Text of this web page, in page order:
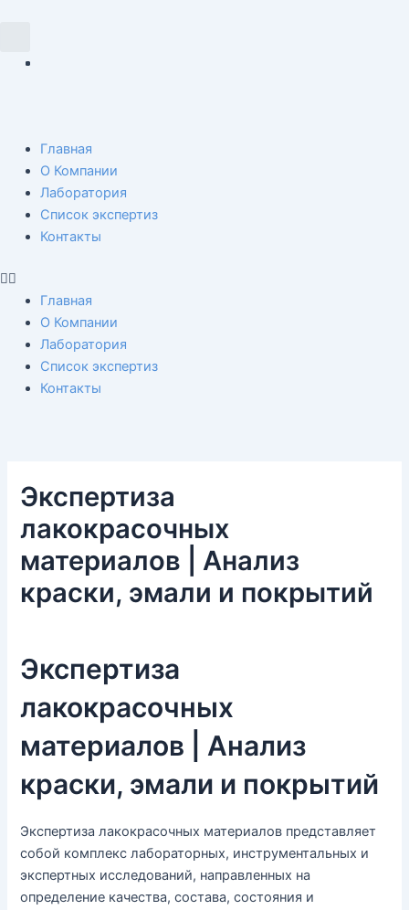
Главная
О Компании
Лаборатория
Список экспертиз
Контакты
Menu
Главная
О Компании
Лаборатория
Список экспертиз
Контакты
Экспертиза
лакокрасочных
материалов | Анализ
краски, эмали и покрытий
Экспертиза
лакокрасочных
материалов | Анализ
краски, эмали и покрытий
Экспертиза лакокрасочных материалов представляет
собой комплекс лабораторных, инструментальных и
экспертных исследований, направленных на
определение качества, состава, состояния и